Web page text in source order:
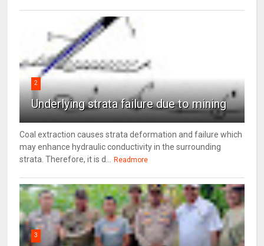
2
Underlying strata failure due to mining
Coal extraction causes strata deformation and failure which
may enhance hydraulic conductivity in the surrounding
strata. Therefore, it is d...
Readmore
3